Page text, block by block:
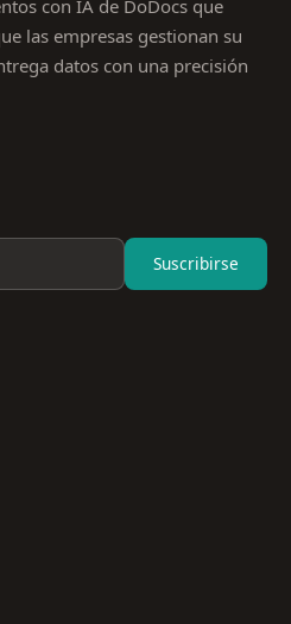
con IA de DoDocs que
las empresas gestionan su
datos con una precisión
Suscribirse